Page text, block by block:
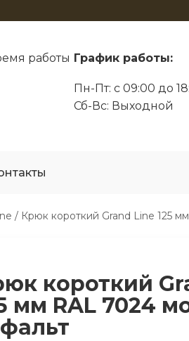
График работы:
Пн-Пт: с 09:00 до
Сб-Вс: Выходной
/ Крюк короткий Grand Line 125
короткий
мм RAL 7024